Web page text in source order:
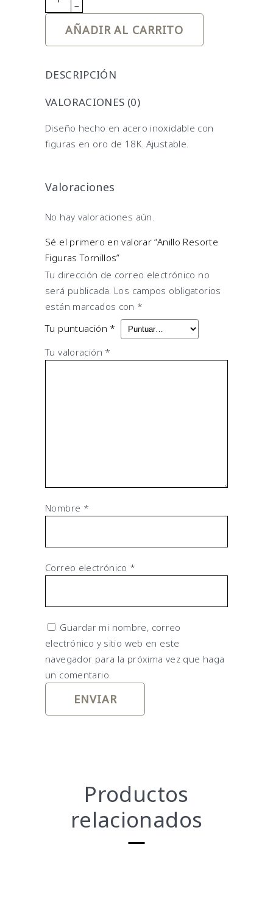
AÑADIR AL CARRITO
DESCRIPCIÓN
VALORACIONES (0)
Diseño hecho en acero inoxidable con
figuras en oro de 18K. Ajustable.
Valoraciones
No hay valoraciones aún.
Sé el primero en valorar “Anillo Resorte
Figuras Tornillos”
Tu dirección de correo electrónico no
será publicada. Los campos obligatorios
están marcados con *
Tu puntuación *
Tu valoración *
Nombre *
Correo electrónico *
Guardar mi nombre, correo
electrónico y sitio web en este
navegador para la próxima vez que haga
un comentario.
Productos
relacionados